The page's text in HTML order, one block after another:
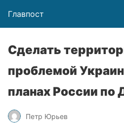
Главпост
Сделать
проблемой
планах России по
Петр Юрьев